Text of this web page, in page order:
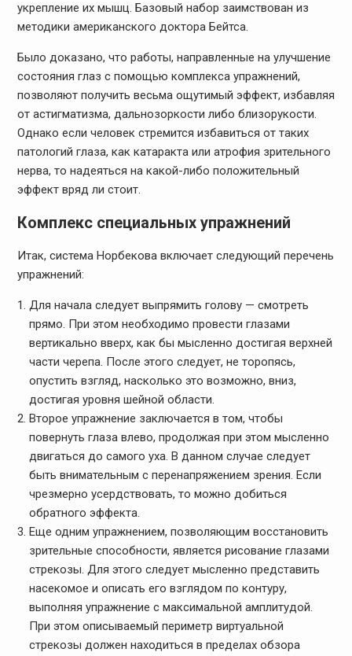
укрепление их мышц. Базовый набор заимствован из
методики американского доктора Бейтса.
Было доказано, что работы, направленные на улучшение
состояния глаз с помощью комплекса упражнений,
позволяют получить весьма ощутимый эффект, избавляя
от астигматизма, дальнозоркости либо близорукости.
Однако если человек стремится избавиться от таких
патологий глаза, как катаракта или атрофия зрительного
нерва, то надеяться на какой-либо положительный
эффект вряд ли стоит.
Комплекс специальных упражнений
Итак, система Норбекова включает следующий перечень
упражнений:
Для начала следует выпрямить голову — смотреть
прямо. При этом необходимо провести глазами
вертикально вверх, как бы мысленно достигая верхней
части черепа. После этого следует, не торопясь,
опустить взгляд, насколько это возможно, вниз,
достигая уровня шейной области.
Второе упражнение заключается в том, чтобы
повернуть глаза влево, продолжая при этом мысленно
двигаться до самого уха. В данном случае следует
быть внимательным с перенапряжением зрения. Если
чрезмерно усердствовать, то можно добиться
обратного эффекта.
Еще одним упражнением, позволяющим восстановить
зрительные способности, является рисование глазами
стрекозы. Для этого следует мысленно представить
насекомое и описать его взглядом по контуру,
выполняя упражнение с максимальной амплитудой.
При этом описываемый периметр виртуальной
стрекозы должен находиться в пределах обзора